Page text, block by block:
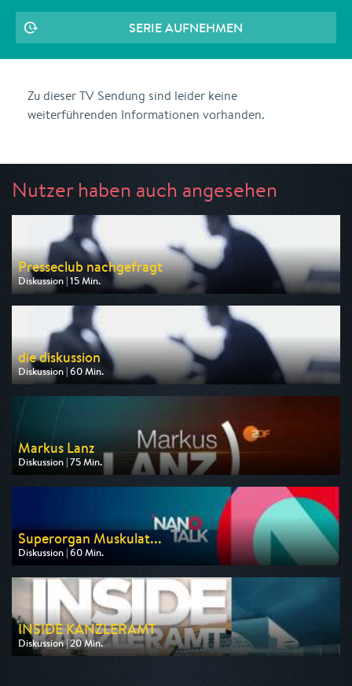
SERIE AUFNEHMEN
Zu dieser TV Sendung sind leider keine
weiterführenden Informationen vorhanden.
Nutzer haben auch angesehen
Presseclub nachgefragt
Diskussion | 15 Min.
Ausgestrahlt von Phoenix
am 09.08.2026, 12:45
die diskussion
Diskussion | 60 Min.
Ausgestrahlt von Phoenix
am 09.08.2026, 13:00
Markus Lanz
Diskussion | 75 Min.
Ausgestrahlt von ZDF
am 18.08.2026, 22:45
Superorgan Muskulat...
Diskussion | 60 Min.
Ausgestrahlt von 3sat
am 27.08.2026, 21:00
INSIDE KANZLERAMT
Diskussion | 20 Min.
Ausgestrahlt von WELT